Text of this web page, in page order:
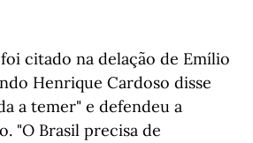
citado na delação de Emílio
Henrique Cardoso disse
a temer" e defendeu a
"O Brasil precisa de